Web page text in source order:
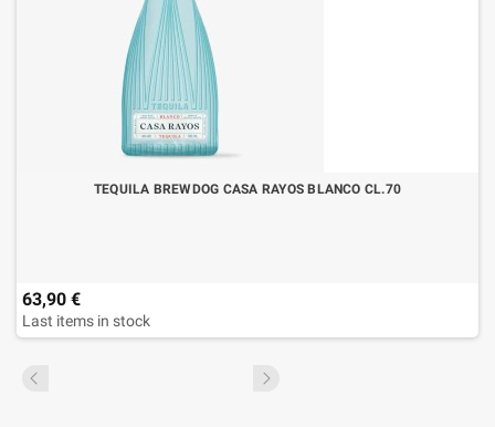
TEQUILA BREWDOG CASA RAYOS BLANCO CL.70
63,90 €
Last items in stock